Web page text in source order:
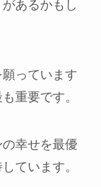
あるかもし
っています
重要です。
幸せを最優
ています。